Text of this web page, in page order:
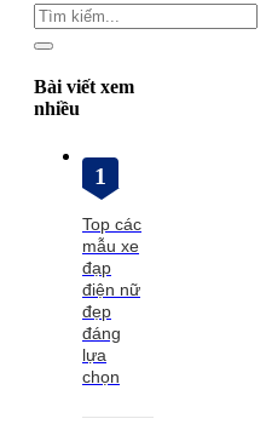
Bài viết xem
nhiều
1
Top các
mẫu xe
đạp
điện nữ
đẹp
đáng
lựa
chọn